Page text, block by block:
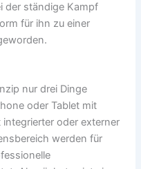
der ständige Kampf
für ihn zu einer
nur drei Dinge
oder Tablet mit
oder externer
werden für